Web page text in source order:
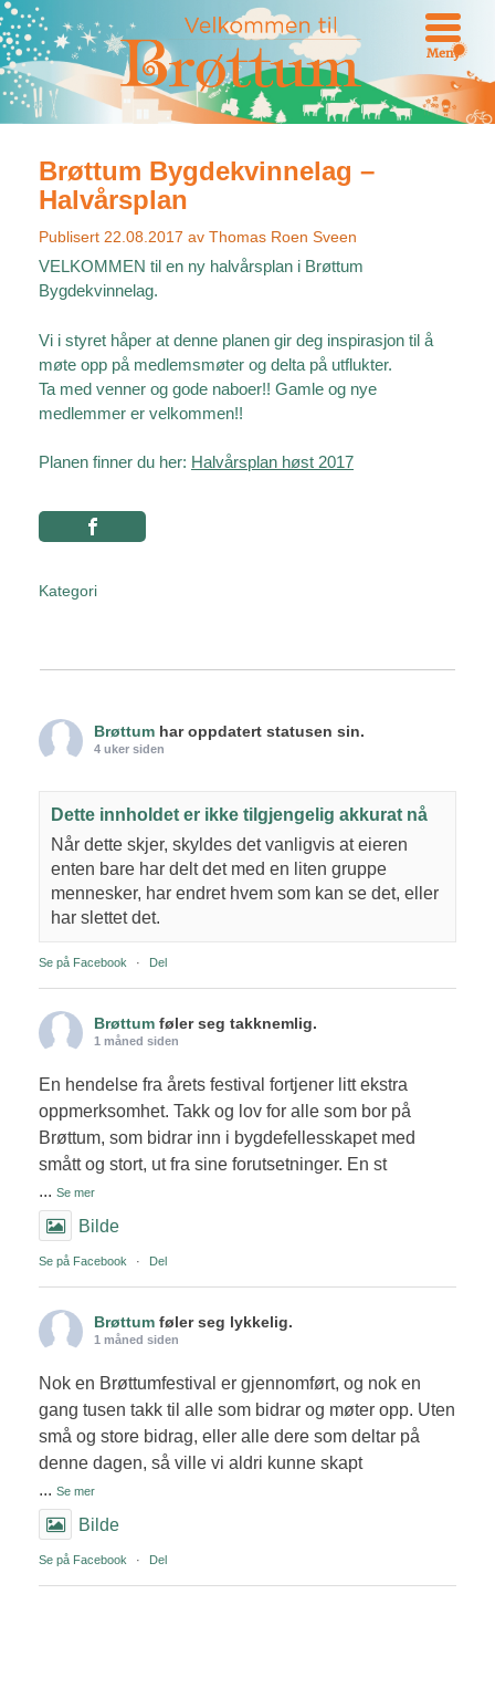
Meny
Brøttum Bygdekvinnelag –
Halvårsplan
Publisert 22.08.2017 av Thomas Roen Sveen
VELKOMMEN til en ny halvårsplan i Brøttum
Bygdekvinnelag.
Vi i styret håper at denne planen gir deg inspirasjon til å
møte opp på medlemsmøter og delta på utflukter.
Ta med venner og gode naboer!! Gamle og nye
medlemmer er velkommen!!
Planen finner du her: Halvårsplan høst 2017
Kategori
Brøttum har oppdatert statusen sin.
4 uker siden
Dette innholdet er ikke tilgjengelig akkurat nå
Når dette skjer, skyldes det vanligvis at eieren
enten bare har delt det med en liten gruppe
mennesker, har endret hvem som kan se det, eller
har slettet det.
Se på Facebook · Del
Brøttum føler seg takknemlig.
1 måned siden
En hendelse fra årets festival fortjener litt ekstra
oppmerksomhet. Takk og lov for alle som bor på
Brøttum, som bidrar inn i bygdefellesskapet med
smått og stort, ut fra sine forutsetninger. En st
... Se mer
Bilde
Se på Facebook · Del
Brøttum føler seg lykkelig.
1 måned siden
Nok en Brøttumfestival er gjennomført, og nok en
gang tusen takk til alle som bidrar og møter opp. Uten
små og store bidrag, eller alle dere som deltar på
denne dagen, så ville vi aldri kunne skapt
... Se mer
Bilde
Se på Facebook · Del